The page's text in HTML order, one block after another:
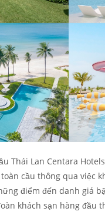
Thái Lan Centara
cầu thông qua việc
điểm đến danh giá
khách sạn hàng đầu